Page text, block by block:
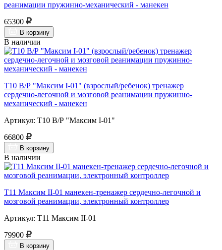
реанимации пружинно-механический - манекен
65300
В корзину
В наличии
Т10 В/Р "Максим I-01" (взрослый/ребенок) тренажер
сердечно-легочной и мозговой реанимации пружинно-
механический - манекен
Артикул: Т10 В/Р "Максим I-01"
66800
В корзину
В наличии
Т11 Максим II-01 манекен-тренажер сердечно-легочной и
мозговой реанимации, электронный контроллер
Артикул: Т11 Максим II-01
79900
В корзину